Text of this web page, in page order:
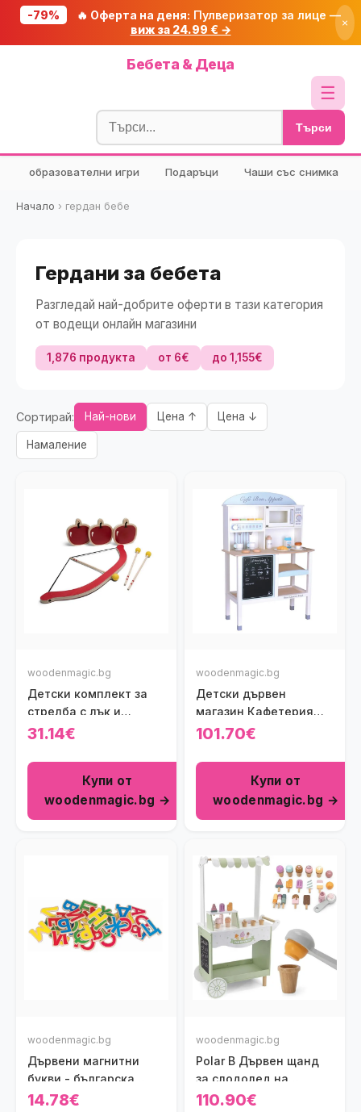
-79% 🔥 Оферта на деня: Пулверизатор за лице —
виж за 24.99 € →
×
Бебета & Деца
☰
Блог
🧮 Калкулатори
🔍 Намери продукт
Търси
образователни игри Подаръци Чаши със снимка
Начало › гердан бебе
Гердани за бебета
Разгледай най-добрите оферти в тази категория
от водещи онлайн магазини
1,876 продукта от 6€ до 1,155€
Сортирай: Най-нови Цена ↑ Цена ↓
Намаление
woodenmagic.bg
Детски комплект за
стрелба с лък и
мишени
31.14€
Купи от
woodenmagic.bg →
woodenmagic.bg
Детски дървен
магазин Кафетерия
New Classic Toys
101.70€
Купи от
woodenmagic.bg →
woodenmagic.bg
Дървени магнитни
букви - българска
азбука
14.78€
woodenmagic.bg
Polar B Дървен щанд
за слодолед на
колела
110.90€